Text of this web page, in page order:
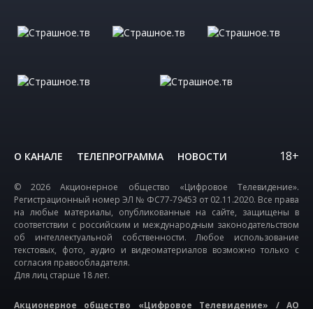
О КАНАЛЕ ТЕЛЕПРОГРАММА НОВОСТИ 18+
© 2026 Акционерное общество «Цифровое Телевидение».
Регистрационный номер ЭЛ № ФС77-79453 от 02.11.2020. Все права
на любые материалы, опубликованные на сайте, защищены в
соответствии с российским и международным законодательством
об интеллектуальной собственности. Любое использование
текстовых, фото, аудио и видеоматериалов возможно только с
согласия правообладателя.
Для лиц старше 18 лет.
Акционерное общество «Цифровое Телевидение» / АО